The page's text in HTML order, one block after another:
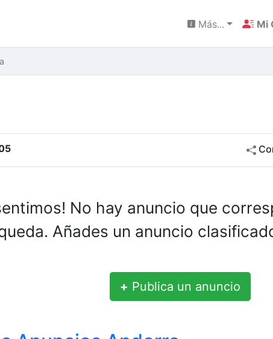
Más... Mi
No hay anuncio que
Añades un anuncio
+ Publica un anuncio